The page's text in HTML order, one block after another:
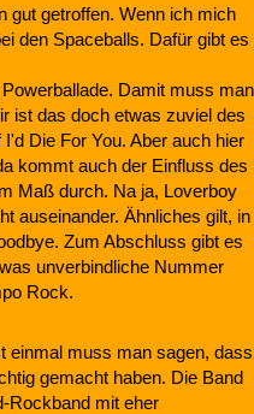
gut getroffen. Wenn ich mich
den Spaceballs. Dafür gibt es
Damit muss man
ist das doch etwas zuviel des
Die For You. Aber auch hier
kommt auch der Einfluss des
Maß durch. Na ja, Loverboy
auseinander. Ähnliches gilt, in
Zum Abschluss gibt es
unverbindliche Nummer
Rock.
einmal muss man sagen, dass
gemacht haben. Die Band
Rockband mit eher